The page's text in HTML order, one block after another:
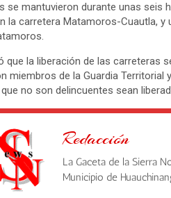
se mantuvieron durante unas seis
la carretera Matamoros-Cuautla, y
que la liberación de las carreteras
miembros de la Guardia
no son delincuentes sean
Redacción
La Gaceta de la Sierra
Municipio de